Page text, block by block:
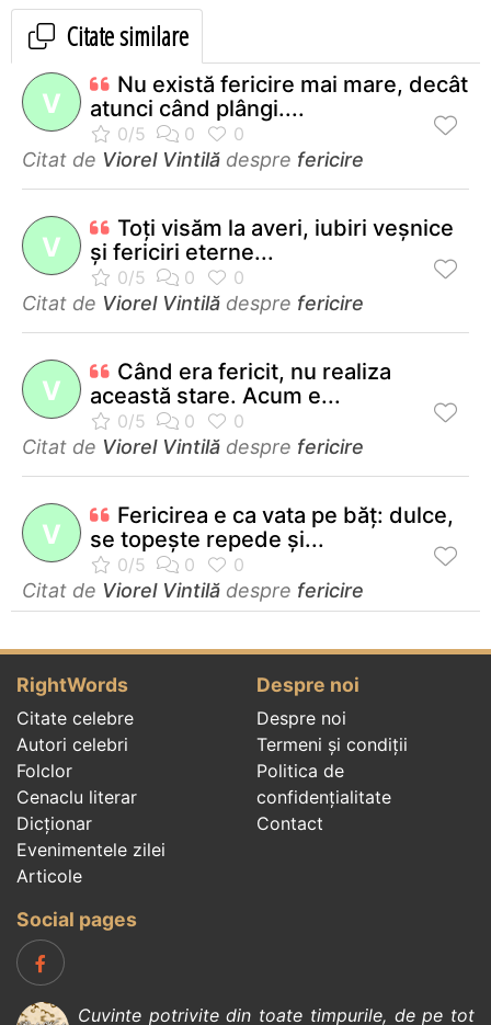
Citate similare
V
Nu există fericire mai mare, decât
atunci când plângi....
Citat de Viorel Vintilă despre fericire
V
Toţi visăm la averi, iubiri veşnice
şi fericiri eterne...
Citat de Viorel Vintilă despre fericire
V
Când era fericit, nu realiza
această stare. Acum e...
Citat de Viorel Vintilă despre fericire
V
Fericirea e ca vata pe băţ: dulce,
se topeşte repede şi...
Citat de Viorel Vintilă despre fericire
RightWords
Citate celebre
Autori celebri
Folclor
Cenaclu literar
Dicționar
Evenimentele zilei
Articole
Despre noi
Despre noi
Termeni și condiții
Politica de
confidenţialitate
Contact
Social pages
Cuvinte potrivite din toate timpurile, de pe tot